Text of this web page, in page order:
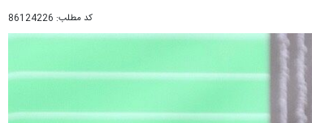
کد مطلب: 86124226